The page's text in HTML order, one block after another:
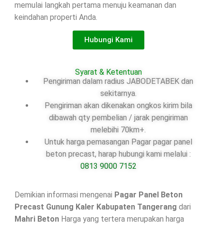
memulai langkah pertama menuju keamanan dan
keindahan properti Anda.
Hubungi Kami
Syarat & Ketentuan
Pengiriman dalam radius JABODETABEK dan
sekitarnya.
Pengiriman akan dikenakan ongkos kirim bila
dibawah qty pembelian / jarak pengiriman
melebihi 70km+.
Untuk harga pemasangan Pagar pagar panel
beton precast, harap hubungi kami melalui :
0813 9000 7152
Demikian informasi mengenai Pagar Panel Beton
Precast Gunung Kaler Kabupaten Tangerang dari
Mahri Beton Harga yang tertera merupakan harga